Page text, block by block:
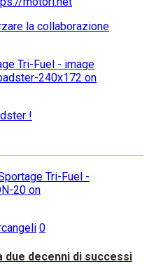
la collaborazione
!
0
due decenni di successi